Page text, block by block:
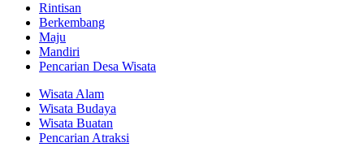
Rintisan
Berkembang
Maju
Mandiri
Pencarian Desa Wisata
Wisata Alam
Wisata Budaya
Wisata Buatan
Pencarian Atraksi